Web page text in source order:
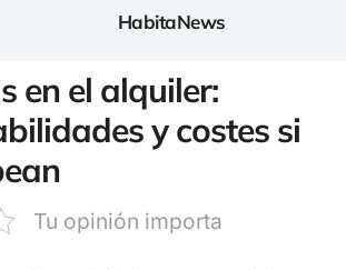
HabitaNews
en el alquiler:
y costes si
Tu opinión importa